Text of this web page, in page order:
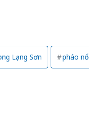
Lạng Sơn pháo nổ